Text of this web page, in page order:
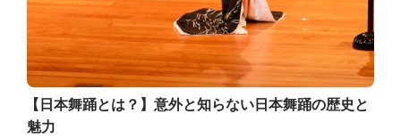
【日本舞踊とは？】意外と知らない日本舞踊の歴史と
魅力